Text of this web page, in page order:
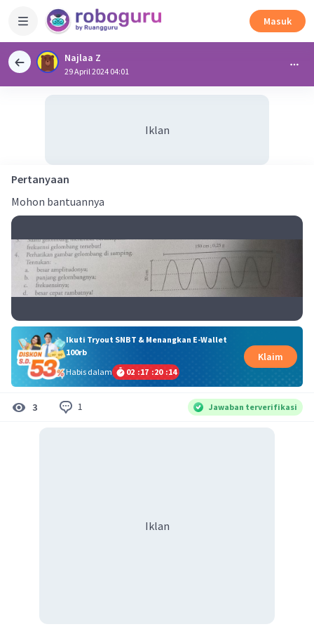
Masuk
Najlaa Z
29 April 2024 04:01
Iklan
Pertanyaan
Mohon bantuannya
Ikuti Tryout SNBT & Menangkan E-Wallet
100rb
Habis dalam
02 :17 :20 :13
Klaim
3 1 Jawaban terverifikasi
Iklan